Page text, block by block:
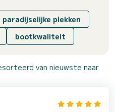
paradijselijke plekken
bootkwaliteit
van nieuwste naar